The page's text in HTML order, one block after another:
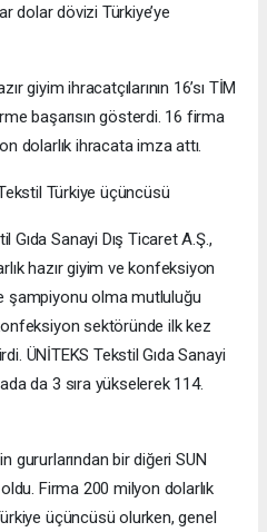
dolar dövizi Türkiye’ye
giyim ihracatçılarının 16’sı TİM
başarısın gösterdi. 16 firma
dolarlık ihracata imza attı.
Türkiye üçüncüsü
Gıda Sanayi Dış Ticaret A.Ş.,
hazır giyim ve konfeksiyon
şampiyonu olma mutluluğu
sektöründe ilk kez
ÜNİTEKS Tekstil Gıda Sanayi
da 3 sıra yükselerek 114.
gururlarından bir diğeri SUN
Firma 200 milyon dolarlık
üçüncüsü olurken, genel